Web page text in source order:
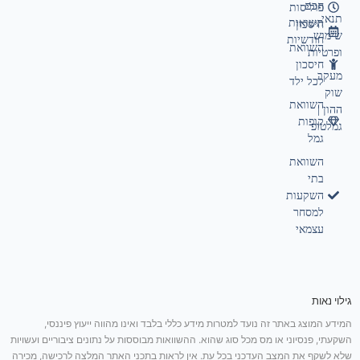
פוליסות
חיסכון
השוואת
חיסכון
לכל ילד
השוואת
קופות
גמל
השוואת
בתי
השקעות
למסחר
עצמאי
תנאי
שימוש
ופרטיות
מעקב
שוק
ההון |
גמלטופ
חכם
תשואות
חודשיות
גילוי נאות
המידע המוצג באתר זה נועד למטרות מידע כללי בלבד ואינו מהווה ייעוץ פיננסי,
השקעתי, פנסיוני או מס מכל סוג שהוא. ההשוואות מבוססות על נתונים ציבוריים ועשויות
שלא לשקף את המצב העדכני בכל עת. אין לראות בתכני האתר המלצה לרכישה, מכירה